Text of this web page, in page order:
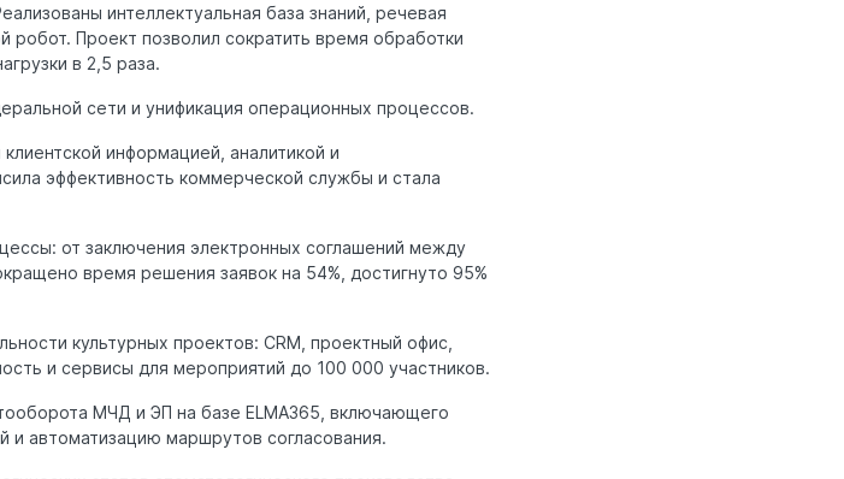
интеллектуальная база знаний, речевая
робот. Проект позволил сократить время обработки
в 2,5 раза.
сети и унификация операционных процессов.
информацией, аналитикой и
эффективность коммерческой службы и стала
от заключения электронных соглашений между
время решения заявок на 54%, достигнуто 95%
культурных проектов: CRM, проектный офис,
и сервисы для мероприятий до 100 000 участников.
МЧД и ЭП на базе ELMA365, включающего
автоматизацию маршрутов согласования.